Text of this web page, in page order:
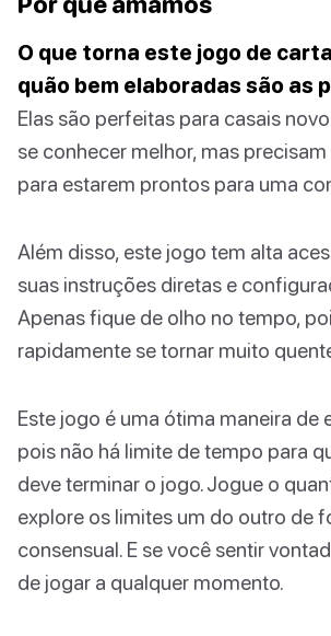
O que torna este jogo de
quão bem elaboradas são as
Elas são perfeitas para casais
se conhecer melhor, mas
para estarem prontos para uma
Além disso, este jogo tem alta
suas instruções diretas e
Apenas fique de olho no tempo,
rapidamente se tornar muito
Este jogo é uma ótima maneira de
pois não há limite de tempo para
deve terminar o jogo. Jogue o
explore os limites um do outro de
consensual. E se você sentir
de jogar a qualquer momento.